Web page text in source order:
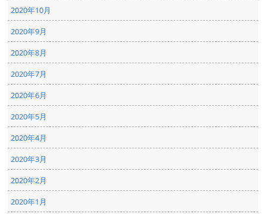
2020年10月
2020年9月
2020年8月
2020年7月
2020年6月
2020年5月
2020年4月
2020年3月
2020年2月
2020年1月